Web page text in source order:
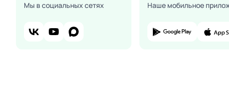
Мы в социальных сетях Наше мобильное